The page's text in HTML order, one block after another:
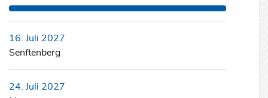
16. Juli 2027
Senftenberg
24. Juli 2027